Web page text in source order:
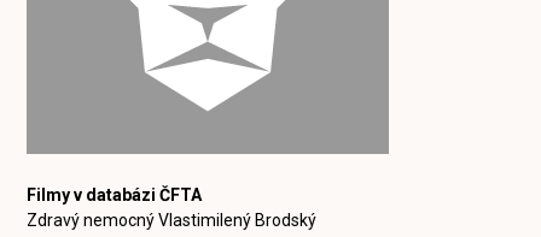
Filmy v databázi ČFTA
Zdravý nemocný Vlastimilený Brodský